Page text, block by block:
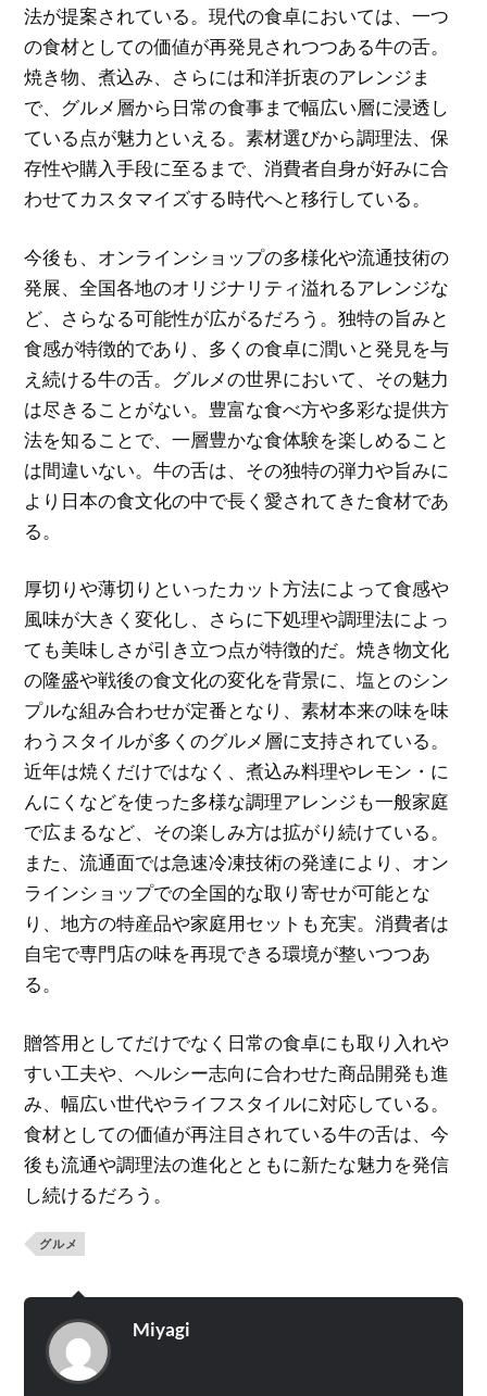
法が提案されている。現代の食卓においては、一つ
の食材としての価値が再発見されつつある牛の舌。
焼き物、煮込み、さらには和洋折衷のアレンジま
で、グルメ層から日常の食事まで幅広い層に浸透し
ている点が魅力といえる。素材選びから調理法、保
存性や購入手段に至るまで、消費者自身が好みに合
わせてカスタマイズする時代へと移行している。
今後も、オンラインショップの多様化や流通技術の
発展、全国各地のオリジナリティ溢れるアレンジな
ど、さらなる可能性が広がるだろう。独特の旨みと
食感が特徴的であり、多くの食卓に潤いと発見を与
え続ける牛の舌。グルメの世界において、その魅力
は尽きることがない。豊富な食べ方や多彩な提供方
法を知ることで、一層豊かな食体験を楽しめること
は間違いない。牛の舌は、その独特の弾力や旨みに
より日本の食文化の中で長く愛されてきた食材であ
る。
厚切りや薄切りといったカット方法によって食感や
風味が大きく変化し、さらに下処理や調理法によっ
ても美味しさが引き立つ点が特徴的だ。焼き物文化
の隆盛や戦後の食文化の変化を背景に、塩とのシン
プルな組み合わせが定番となり、素材本来の味を味
わうスタイルが多くのグルメ層に支持されている。
近年は焼くだけではなく、煮込み料理やレモン・に
んにくなどを使った多様な調理アレンジも一般家庭
で広まるなど、その楽しみ方は拡がり続けている。
また、流通面では急速冷凍技術の発達により、オン
ラインショップでの全国的な取り寄せが可能とな
り、地方の特産品や家庭用セットも充実。消費者は
自宅で専門店の味を再現できる環境が整いつつあ
る。
贈答用としてだけでなく日常の食卓にも取り入れや
すい工夫や、ヘルシー志向に合わせた商品開発も進
み、幅広い世代やライフスタイルに対応している。
食材としての価値が再注目されている牛の舌は、今
後も流通や調理法の進化とともに新たな魅力を発信
し続けるだろう。
グルメ
Miyagi